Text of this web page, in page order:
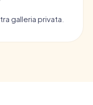
galleria privata.